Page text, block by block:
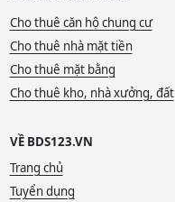
Cho thuê căn hộ chung cư
Cho thuê nhà mặt tiền
Cho thuê mặt bằng
Cho thuê kho, nhà xưởng, đất
VỀ BDS123.VN
Trang chủ
Tuyển dụng